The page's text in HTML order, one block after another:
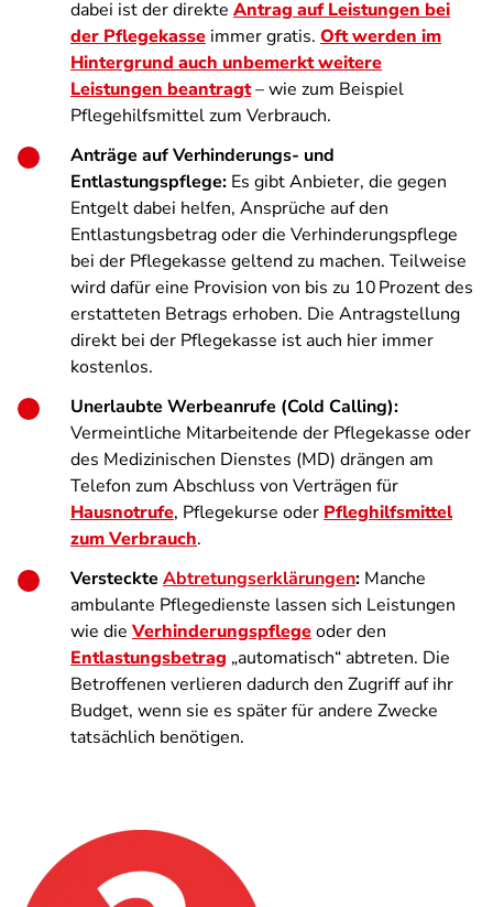
dabei ist der direkte Antrag auf Leistungen bei
der Pflegekasse immer gratis. Oft werden im
Hintergrund auch unbemerkt weitere
Leistungen beantragt– wie zum Beispiel
Pflegehilfsmittel zum Verbrauch.
Anträge auf Verhinderungs- und
Entlastungspflege: Es gibt Anbieter, die gegen
Entgelt dabei helfen, Ansprüche auf den
Entlastungsbetrag oder die Verhinderungspflege
bei der Pflegekasse geltend zu machen. Teilweise
wird dafür eine Provision von bis zu 10 Prozent des
erstatteten Betrags erhoben. Die Antragstellung
direkt bei der Pflegekasse ist auch hier immer
kostenlos.
Unerlaubte Werbeanrufe (Cold Calling):
Vermeintliche Mitarbeitende der Pflegekasse oder
des Medizinischen Dienstes (MD) drängen am
Telefon zum Abschluss von Verträgen für
Hausnotrufe, Pflegekurse oder Pfleghilfsmittel
zum Verbrauch.
Versteckte Abtretungserklärungen: Manche
ambulante Pflegedienste lassen sich Leistungen
wie die Verhinderungspflegeoder den
Entlastungsbetrag „automatisch“ abtreten. Die
Betroffenen verlieren dadurch den Zugriff auf ihr
Budget, wenn sie es später für andere Zwecke
tatsächlich benötigen.